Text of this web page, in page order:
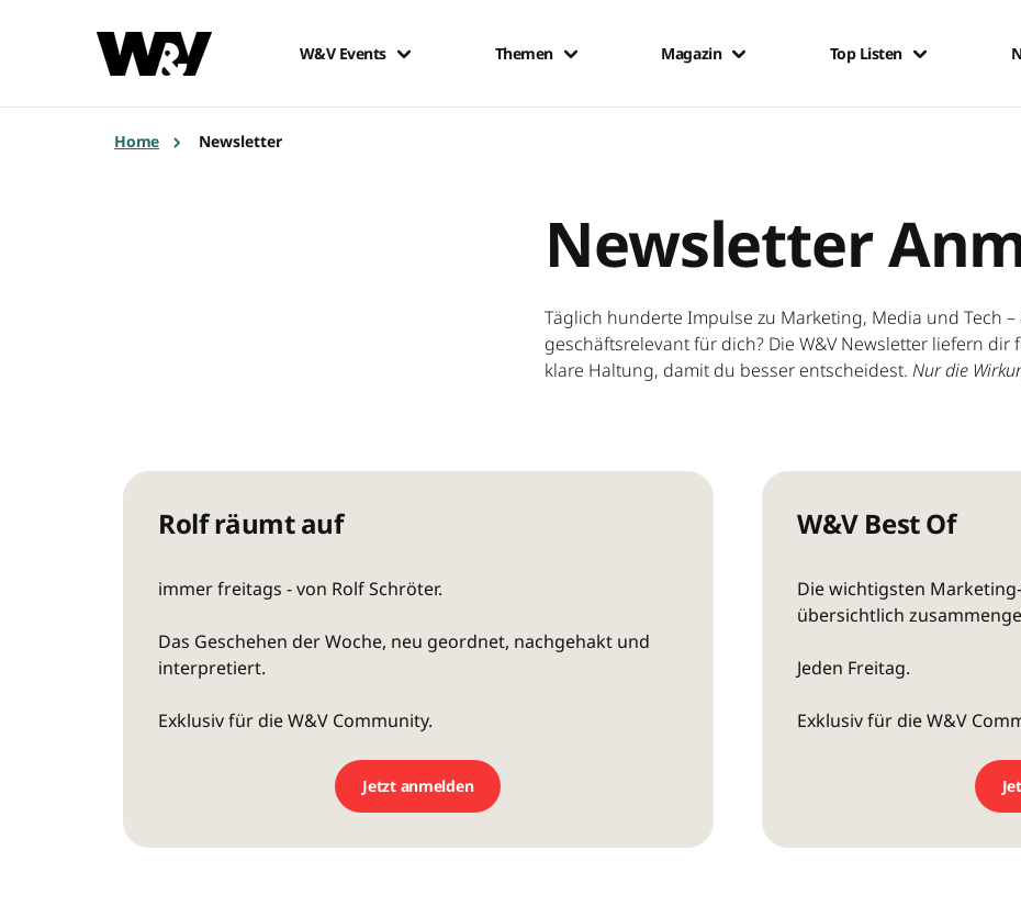
W&V Events Themen Magazin Top Listen
Home Newsletter
Newsletter
Täglich hunderte Impulse zu Marketing, Media und Tech
geschäftsrelevant für dich? Die W&V Newsletter liefern
klare Haltung, damit du besser entscheidest. Nur die
Rolf räumt auf
immer freitags - von Rolf Schröter.
Das Geschehen der Woche, neu geordnet, nachgehakt und
interpretiert.
Exklusiv für die W&V Community.
Jetzt anmelden
W&V Best Of
Die wichtigsten
übersichtlich
Jeden Freitag.
Exklusiv für die W&V